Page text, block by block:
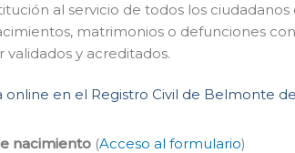
al servicio de todos los ciudadanos
matrimonios o defunciones
y acreditados.
en el Registro Civil de Belmonte
nacimiento(Acceso al formulario)